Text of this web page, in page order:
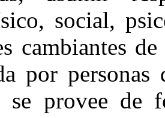
social,
cambiantes
por
se provee de